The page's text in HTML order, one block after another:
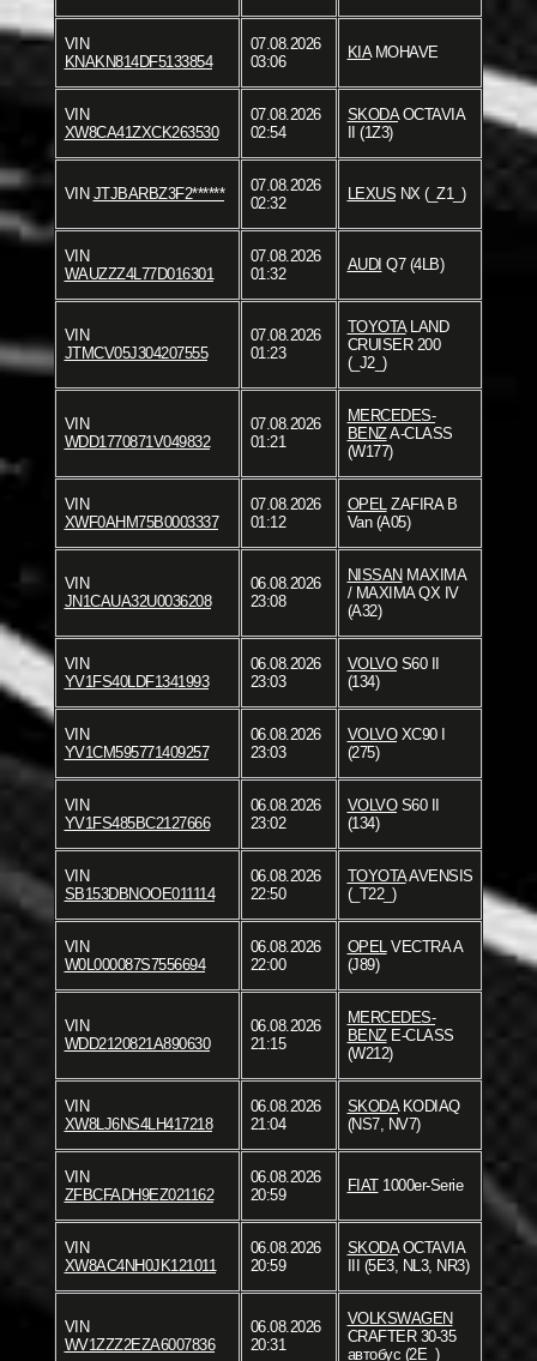
VIN
KNAKN814DF5133854
07.08.2026
03:06
KIAMOHAVE
VIN
XW8CA41ZXCK263530
07.08.2026
02:54
SKODAOCTAVIA
II (1Z3)
VIN JTJBARBZ3F2******
07.08.2026
02:32
LEXUS NX (_Z1_)
VIN
WAUZZZ4L77D016301
07.08.2026
01:32
AUDI Q7 (4LB)
VIN
JTMCV05J304207555
07.08.2026
01:23
TOYOTALAND
CRUISER 200
(_J2_)
VIN
WDD1770871V049832
07.08.2026
01:21
MERCEDES-
BENZA-CLASS
(W177)
VIN
XWF0AHM75B0003337
07.08.2026
01:12
OPEL
ZAFIRA B
Van (A05)
VIN
JN1CAUA32U0036208
06.08.2026
23:08
NISSAN MAXIMA
/ MAXIMA QX IV
(A32)
VIN
YV1FS40LDF1341993
06.08.2026
23:03
VOLVOS60 II
(134)
VIN
YV1CM595771409257
06.08.2026
23:03
VOLVOXC90 I
(275)
VIN
YV1FS485BC2127666
06.08.2026
23:02
VOLVOS60 II
(134)
VIN
SB153DBNOOE011114
06.08.2026
22:50
TOYOTAAVENSIS
(_T22_)
VIN
W0L000087S7556694
06.08.2026
22:00
OPEL
VECTRA A
(J89)
VIN
WDD2120821A890630
06.08.2026
21:15
MERCEDES-
BENZE-CLASS
(W212)
VIN
XW8LJ6NS4LH417218
06.08.2026
21:04
SKODAKODIAQ
(NS7, NV7)
VIN
ZFBCFADH9EZ021162
06.08.2026
20:59
FIAT1000er-Serie
VIN
XW8AC4NH0JK121011
06.08.2026
20:59
SKODAOCTAVIA
III (5E3, NL3, NR3)
VIN
WV1ZZZ2EZA6007836
06.08.2026
20:31
VOLKSWAGEN
CRAFTER 30-35
автобус (2E_)